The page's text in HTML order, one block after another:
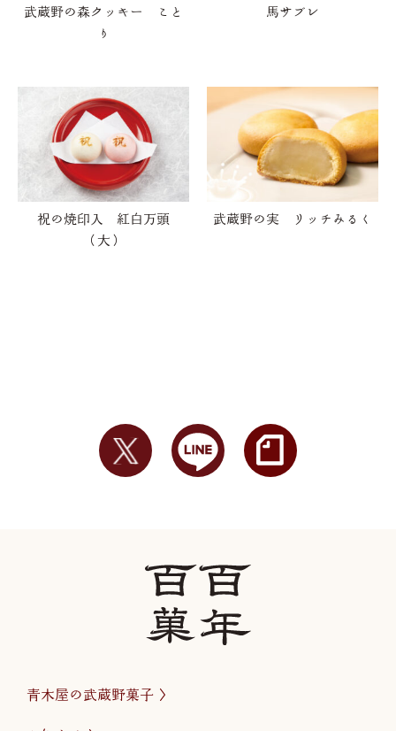
武蔵野の森クッキー こと
り
馬サブレ
祝の焼印入 紅白万頭
（大）
武蔵野の実 リッチみるく
青木屋の武蔵野菓子